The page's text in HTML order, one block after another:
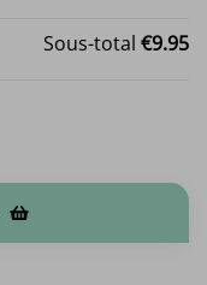
Sous-total €9.95